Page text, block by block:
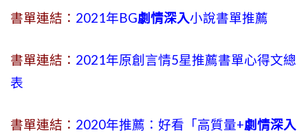
書單連結： 2021年BG劇情深入小說書單推薦
書單連結： 2021年原創言情5星推薦書單心得文總
表
書單連結： 2020年推薦：好看「高質量+劇情深入